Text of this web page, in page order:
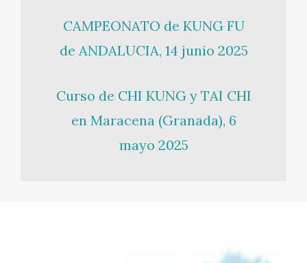
CAMPEONATO de KUNG FU
de ANDALUCIA, 14 junio 2025
Curso de CHI KUNG y TAI CHI
en Maracena (Granada), 6
mayo 2025